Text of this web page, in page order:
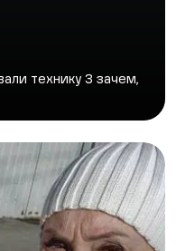
технику 3 зачем,